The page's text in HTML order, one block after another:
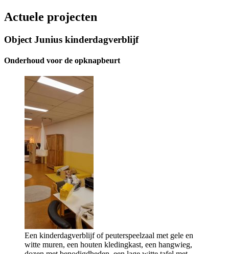
Actuele projecten
Object Junius kinderdagverblijf ​
Onderhoud voor de opknapbeurt
Een kinderdagverblijf of peuterspeelzaal met gele en
witte muren, een houten kledingkast, een hangwieg,